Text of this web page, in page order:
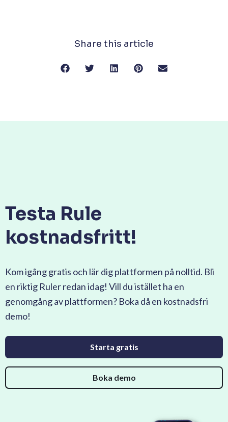
Share this article
Testa Rule
kostnadsfritt!
Kom igång gratis och lär dig plattformen på nolltid. Bli
en riktig Ruler redan idag! Vill du istället ha en
genomgång av plattformen? Boka då en kostnadsfri
demo!
Starta gratis
Boka demo